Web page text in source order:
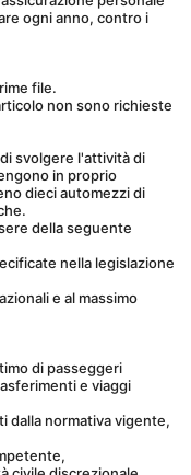
ogni anno, contro i
file.
in proprio
dieci automezzi di
e viaggi
dalla normativa vigente,